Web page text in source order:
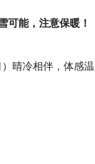
能，注意保暖！
晴冷相伴，体感